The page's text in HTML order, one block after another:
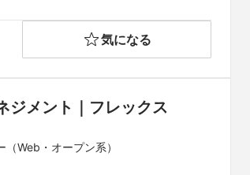
気になる
ジメント｜フレックス
Web・オープン系）